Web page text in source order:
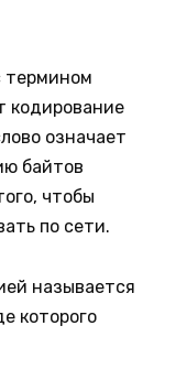
термином
кодирование
означает
байтов
чтобы
по сети.
называется
которого